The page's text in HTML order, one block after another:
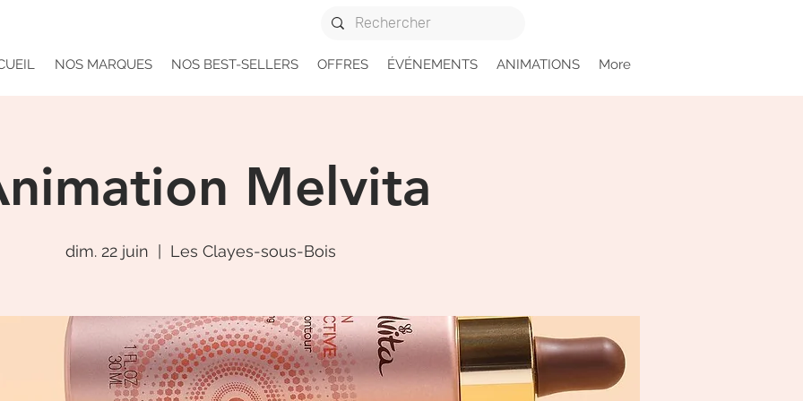
NOS MARQUES NOS BEST-SELLERS OFFRES ÉVÉNEMENTS ANIMATIONS More
Melvita
dim. 22 juin Les Clayes-sous-Bois